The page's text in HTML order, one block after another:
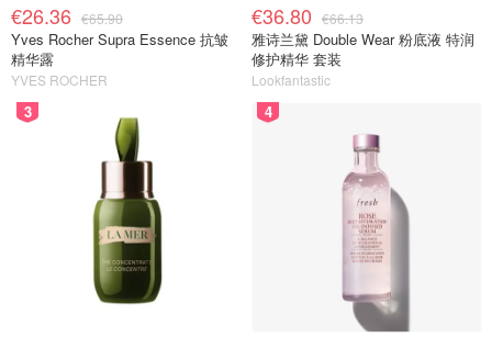
€26.36 €65.90
Yves Rocher Supra Essence 抗皱
精华露
YVES ROCHER
€36.80 €66.13
雅诗兰黛 Double Wear 粉底液 特润
修护精华 套装
Lookfantastic
3 4